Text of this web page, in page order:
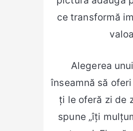
ce transformă
Alegerea unui
înseamnă să
ți le oferă zi de
spune „îți